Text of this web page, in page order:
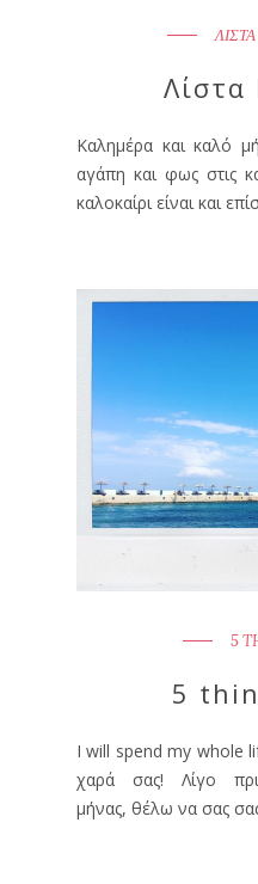
Λίστα
Καλημέρα και καλό
αγάπη και φως στις
καλοκαίρι είναι και
5
5
I will spend my whole
χαρά σας! Λίγο
μήνας, θέλω να σας